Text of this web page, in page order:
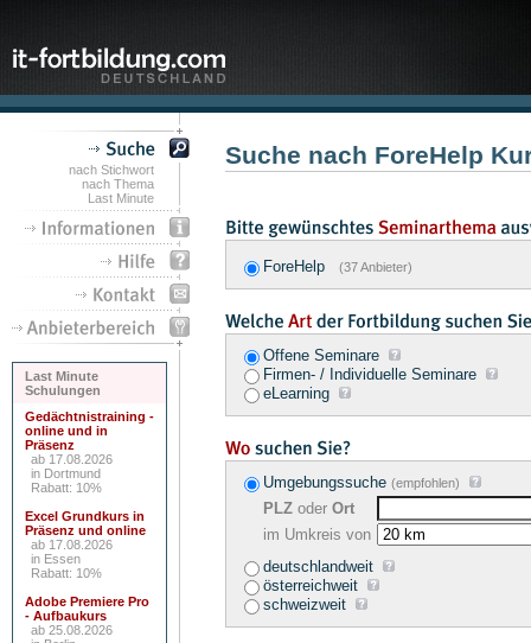
nach Stichwort
nach Thema
Last Minute
Last Minute
Schulungen
Gedächtnistraining -
online und in
Präsenz
ab 17.08.2026
in Dortmund
Rabatt: 10%
Excel Grundkurs in
Präsenz und online
ab 17.08.2026
in Essen
Rabatt: 10%
Adobe Premiere Pro
- Aufbaukurs
ab 25.08.2026
Suche nach ForeHelp
ForeHelp (37 Anbieter)
Offene Seminare
Firmen- / Individuelle Seminare
eLearning
Umgebungssuche (empfohlen)
PLZ oder Ort
im Umkreis von
deutschlandweit
österreichweit
schweizweit